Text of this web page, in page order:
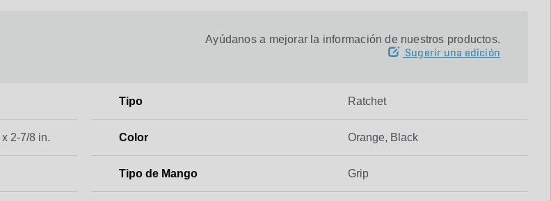
Ayúdanos a mejorar la información de nuestros productos.
Sugerir una edición
Tipo Ratchet
2-7/8 in. Color Orange, Black
Tipo de Mango Grip